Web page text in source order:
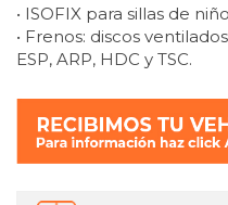
• ISOFIX para sillas de
• Frenos: discos
ESP, ARP, HDC y TSC.